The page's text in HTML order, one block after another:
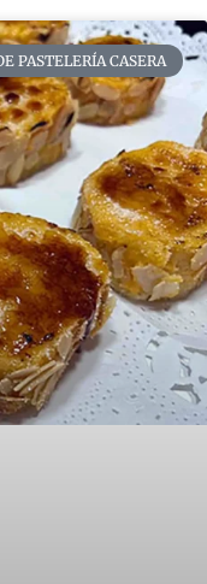
PASTELERÍA CASERA